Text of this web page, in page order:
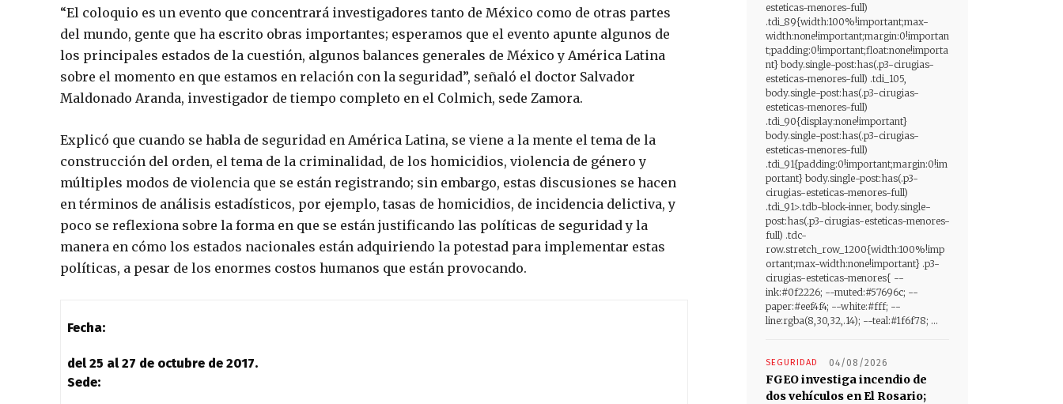
“El coloquio es un evento que concentrará investigadores tanto de México como de otras partes
del mundo, gente que ha escrito obras importantes; esperamos que el evento apunte algunos de
los principales estados de la cuestión, algunos balances generales de México y América Latina
sobre el momento en que estamos en relación con la seguridad”, señaló el doctor Salvador
Maldonado Aranda, investigador de tiempo completo en el Colmich, sede Zamora.
Explicó que cuando se habla de seguridad en América Latina, se viene a la mente el tema de la
construcción del orden, el tema de la criminalidad, de los homicidios, violencia de género y
múltiples modos de violencia que se están registrando; sin embargo, estas discusiones se hacen
en términos de análisis estadísticos, por ejemplo, tasas de homicidios, de incidencia delictiva, y
poco se reflexiona sobre la forma en que se están justificando las políticas de seguridad y la
manera en cómo los estados nacionales están adquiriendo la potestad para implementar estas
políticas, a pesar de los enormes costos humanos que están provocando.
Fecha:
del 25 al 27 de octubre de 2017.
Sede:
esteticas-menores-full)
.tdi_89{width:100%!important;max-
width:none!important;margin:0!importan
t;padding:0!important;float:none!importa
nt} body.single-post:has(.p3-cirugias-
esteticas-menores-full) .tdi_105,
body.single-post:has(.p3-cirugias-
esteticas-menores-full)
.tdi_90{display:none!important}
body.single-post:has(.p3-cirugias-
esteticas-menores-full)
.tdi_91{padding:0!important;margin:0!im
portant} body.single-post:has(.p3-
cirugias-esteticas-menores-full)
.tdi_91>.tdb-block-inner, body.single-
post:has(.p3-cirugias-esteticas-menores-
full) .tdc-
row.stretch_row_1200{width:100%!imp
ortant;max-width:none!important} .p3-
cirugias-esteticas-menores{ --
ink:#0f2226; --muted:#57696c; --
paper:#eef4f4; --white:#fff; --
line:rgba(8,30,32,.14); --teal:#1f6f78; ...
SEGURIDAD 04/08/2026
FGEO investiga incendio de
dos vehículos en El Rosario;